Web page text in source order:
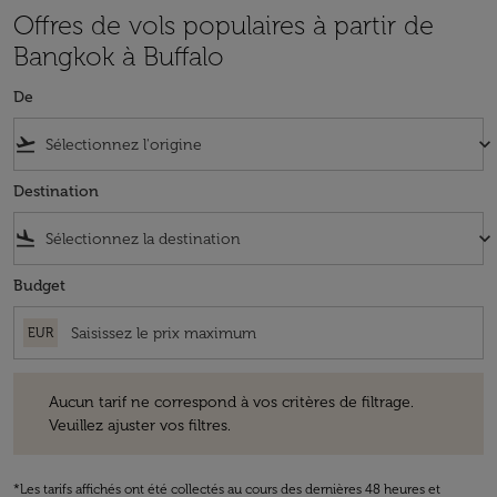
Offres de vols populaires à partir de
Bangkok à Buffalo
De
flight_takeoff keyboard_arrow_down
Destination
flight_land keyboard_arrow_down
Budget
EUR
Aucun tarif ne correspond à vos critères de filtrage.
Veuillez ajuster vos filtres.
*Les tarifs affichés ont été collectés au cours des dernières 48 heures et